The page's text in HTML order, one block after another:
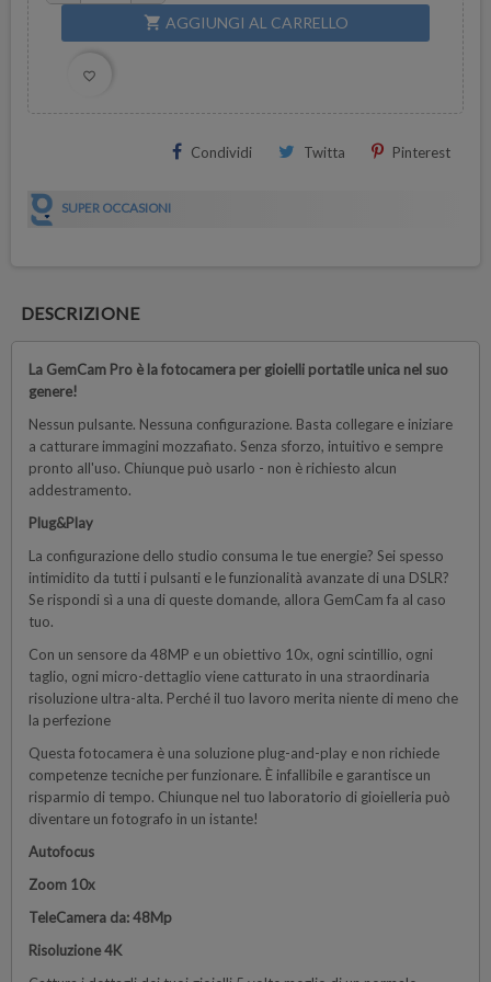
shopping_cart AGGIUNGI AL CARRELLO
favorite_border
Condividi Twitta Pinterest
SUPER OCCASIONI
DESCRIZIONE
La GemCam Pro è la fotocamera per gioielli portatile unica nel suo
genere!
Nessun pulsante. Nessuna configurazione. Basta collegare e iniziare
a catturare immagini mozzafiato. Senza sforzo, intuitivo e sempre
pronto all'uso. Chiunque può usarlo - non è richiesto alcun
addestramento.
Plug&Play
La configurazione dello studio consuma le tue energie? Sei spesso
intimidito da tutti i pulsanti e le funzionalità avanzate di una DSLR?
Se rispondi sì a una di queste domande, allora GemCam fa al caso
tuo.
Con un sensore da 48MP e un obiettivo 10x, ogni scintillio, ogni
taglio, ogni micro-dettaglio viene catturato in una straordinaria
risoluzione ultra-alta. Perché il tuo lavoro merita niente di meno che
la perfezione
Questa fotocamera è una soluzione plug-and-play e non richiede
competenze tecniche per funzionare. È infallibile e garantisce un
risparmio di tempo. Chiunque nel tuo laboratorio di gioielleria può
diventare un fotografo in un istante!
Autofocus
Zoom 10x
TeleCamera da: 48Mp
Risoluzione 4K